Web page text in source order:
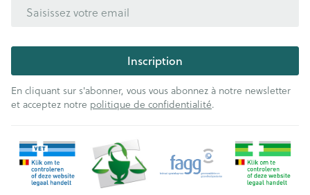
Inscription
En cliquant sur s'abonner, vous vous abonnez à notre newsletter
et acceptez notre politique de confidentialité.